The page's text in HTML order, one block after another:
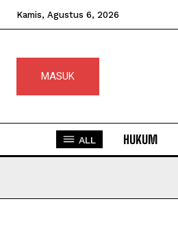
Kamis, Agustus 6, 2026
MASUK
ALL HUKUM